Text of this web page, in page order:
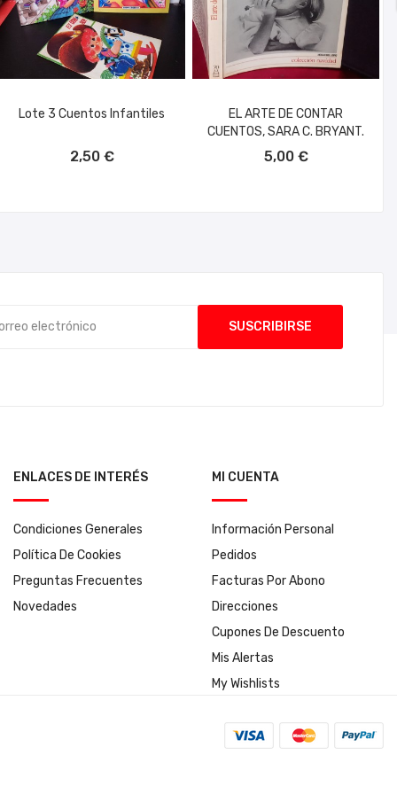
Lote 3 Cuentos Infantiles
2,50 €
EL ARTE DE CONTAR
CUENTOS, SARA C. BRYANT.
5,00 €
ENLACES DE INTERÉS
Condiciones Generales
Política De Cookies
Preguntas Frecuentes
Novedades
MI CUENTA
Información Personal
Pedidos
Facturas Por Abono
Direcciones
Cupones De Descuento
Mis Alertas
My Wishlists